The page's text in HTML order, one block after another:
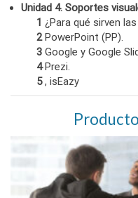
Unidad 4. Soportes
1 ¿Para qué sirven
2PowerPoint (PP).
3 Google y Google
4Prezi.
5, isEazy